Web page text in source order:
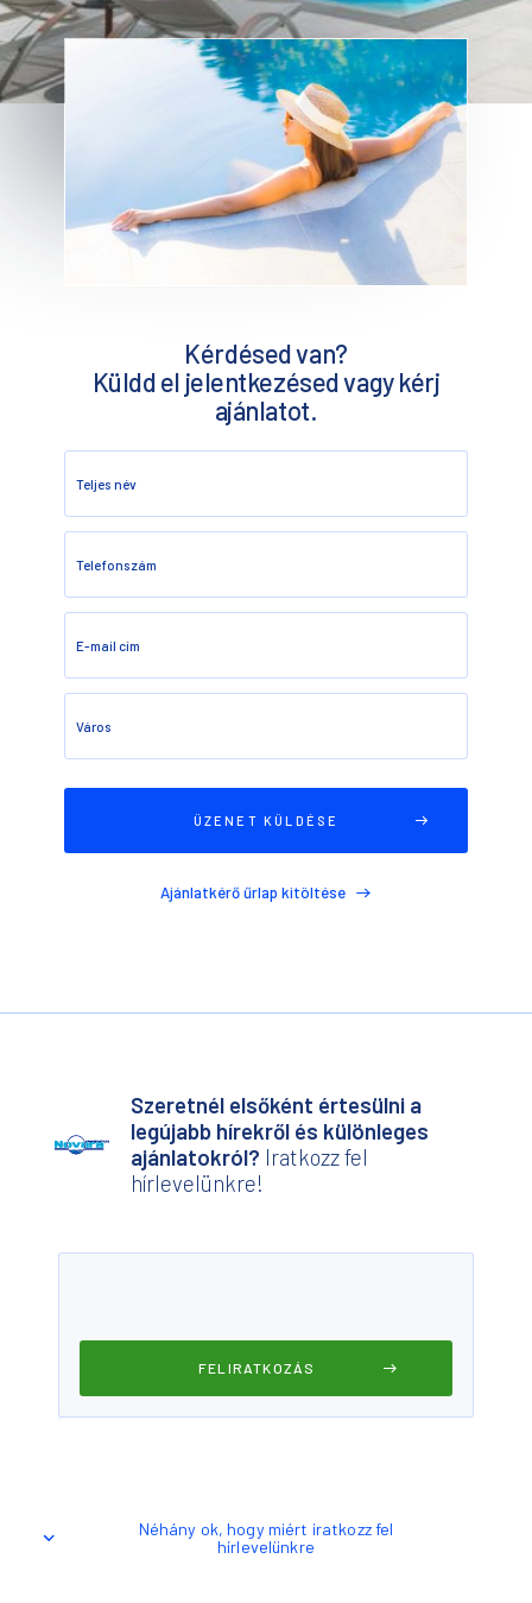
Kérdésed van?
Küldd el jelentkezésed vagy kérj
ajánlatot.
Teljes név
Telefonszám
E-mail cím
Város
Ajánlatkérő űrlap kitöltése
Szeretnél elsőként értesülni a
legújabb hírekről és különleges
ajánlatokról? Iratkozz fel
hírlevelünkre!
Néhány ok, hogy miért iratkozz fel
hírlevelünkre